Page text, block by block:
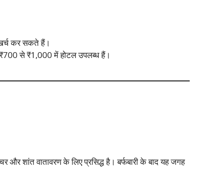
कर सकते हैं।
₹700 से ₹1,000 में होटल उपलब्ध हैं।
शांत वातावरण के लिए प्रसिद्ध है। बर्फबारी के बाद यह जगह